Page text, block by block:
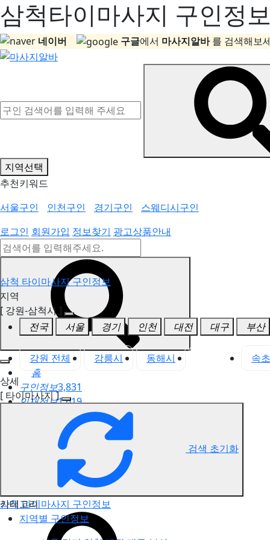
삼척타이마사지 구인정
네이버 구글에서 마사지알바를 검색해보
지역선택
추천키워드
서울구인
인천구인 경기구인
스웨디시구인
로그인 회원가입 정보찾기 광고상품안내
홈
구인정보3,831
인재정보1,619
고객센터
전국업체정보
마사지가이드
업체 서비스 관리
삼척 타이마사지 구인정보
삼척 타이마사지 구인정보
지역
[ 강원-삼척시 ]
전국
서울 경기 인천 대전 대구 부산
강원 전체 강릉시 동해시
속
상세
[ 타이마사지 ]
검색 초기화
카테고리
지역별 구인정보